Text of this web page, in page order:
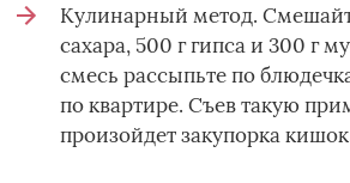
Кулинарный метод.
сахара, 500 г гипса и 300 г
смесь рассыпьте по
по квартире. Съев такую
произойдет закупорка